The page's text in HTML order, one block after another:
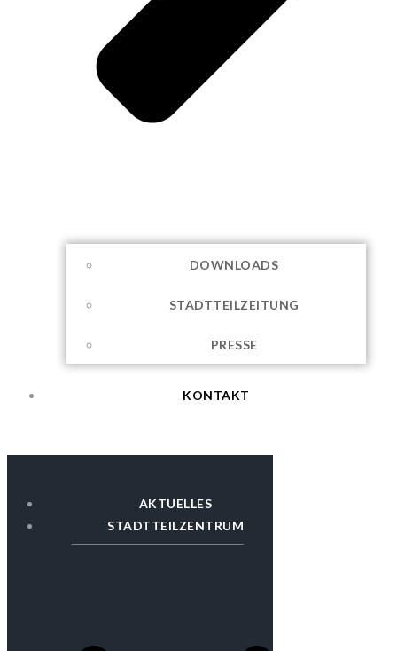
DOWNLOADS
STADTTEILZEITUNG
PRESSE
KONTAKT
AKTUELLES
STADTTEILZENTRUM